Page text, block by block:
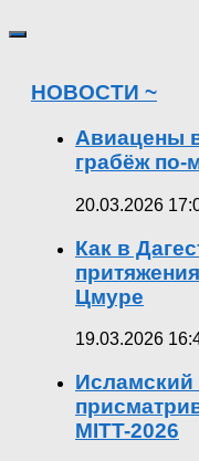
НОВОСТИ ~
Авиацены
грабёж по-
20.03.2026
Как в
Цмуре
19.03.2026
Исламский
MITT-2026